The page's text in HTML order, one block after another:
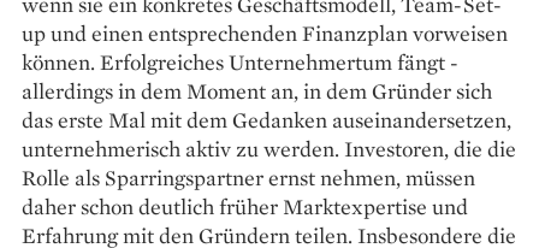
up und ­einen entsprechenden Finanzplan vorweisen
können. Erfolgreiches Unternehmertum fängt ­
allerdings in dem Moment an, in dem Gründer sich
das erste Mal mit dem Gedanken ausein­andersetzen,
unternehmerisch aktiv zu werden. Investoren, die die
Rolle als Sparringspartner ernst nehmen, müssen
daher schon deutlich ­früher Marktexpertise und
Erfahrung mit den Gründern teilen. Insbesondere die